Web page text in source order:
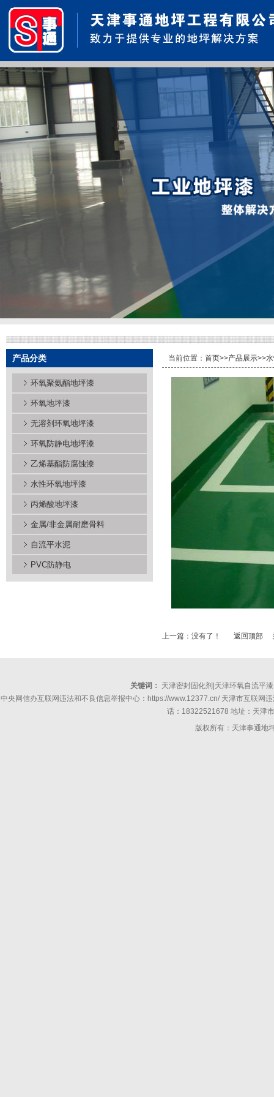
产品分类
环氧聚氨酯地坪漆
环氧地坪漆
无溶剂环氧地坪漆
环氧防静电地坪漆
乙烯基酯防腐蚀漆
水性环氧地坪漆
丙烯酸地坪漆
金属/非金属耐磨骨料
自流平水泥
PVC防静电
当前位置： 首页>>产品展示>>
上一篇：没有了！ 返回顶部
关键词： 天津密封固化剂 天津环氧自流平漆
中央网信办互联网违法和不良信息举报中心：https://www.12377.cn/ 天津市互联
话：18322521678 地址：天津
版权所有：天津事通地